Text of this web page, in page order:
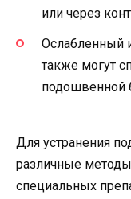
или через
Ослабленный
также могут
подошвенной
Для устранения
различные
специальных